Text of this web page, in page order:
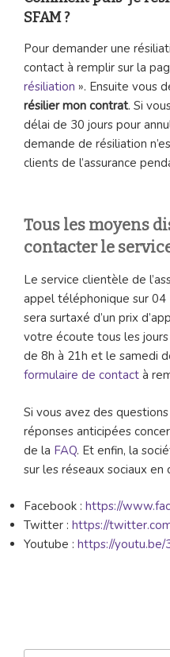
SFAM ?
Pour demander une
contact à remplir sur la
résiliation ». Ensuite vous
résilier mon contrat. Si
délai de 30 jours pour
demande de résiliation
clients de l’assurance
Tous les moyens
contacter le
Le service clientèle de
appel téléphonique sur
sera surtaxé d’un prix
votre écoute tous les
de 8h à 21h et le samedi
formulaire de contact à
Si vous avez des
réponses anticipées
de la FAQ. Et enfin, la
sur les réseaux sociaux en
Facebook : https://
Twitter : https://
Youtube : https://youtu.be/